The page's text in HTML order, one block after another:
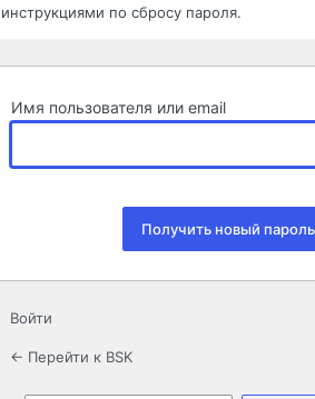
инструкциями по сбросу пароля.
Имя пользователя или email
Войти
← Перейти к BSK